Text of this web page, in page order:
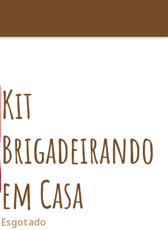
Kit
Brigadeirando
em Casa
Esgotado